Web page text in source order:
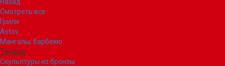
Смотреть все
Грили
Astov
Мангалы, барбекю
Тандыр
Скульптуры из бронзы